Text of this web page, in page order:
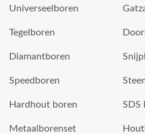
Universeelboren
Tegelboren
Diamantboren
Speedboren
Hardhout boren
Metaalborenset
SDS